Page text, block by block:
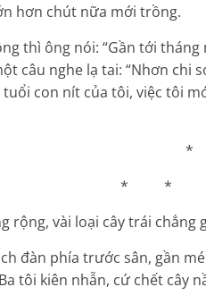
hơn chút nữa mới trồng.
thì ông nói: “Gần tới tháng
câu nghe lạ tai: “Nhơn chi
con nít của tôi, việc tôi
*
*
vài loại cây trái chẳng
đàn phía trước sân, gần
tôi kiên nhẫn, cứ chết cây